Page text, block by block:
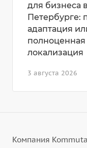
3 августа 2026
для бизнеса
Петербурге:
адаптация
полноценная
локализация
Компания